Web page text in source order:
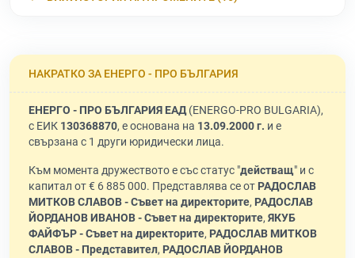
НАКРАТКО ЗА ЕНЕРГО - ПРО БЪЛГАРИЯ
ЕНЕРГО - ПРО БЪЛГАРИЯ ЕАД(ENERGO-PRO BULGARIA),
с ЕИК 130368870, е основана на 13.09.2000 г. и е
свързана с 1 други юридически лица.
Към момента дружеството е със статус "действащ" и с
капитал от € 6 885 000. Представлява се от РАДОСЛАВ
МИТКОВ СЛАВОВ - Съвет на директорите, РАДОСЛАВ
ЙОРДАНОВ ИВАНОВ - Съвет на директорите, ЯКУБ
ФАЙФЪР - Съвет на директорите, РАДОСЛАВ МИТКОВ
СЛАВОВ - Представител, РАДОСЛАВ ЙОРДАНОВ